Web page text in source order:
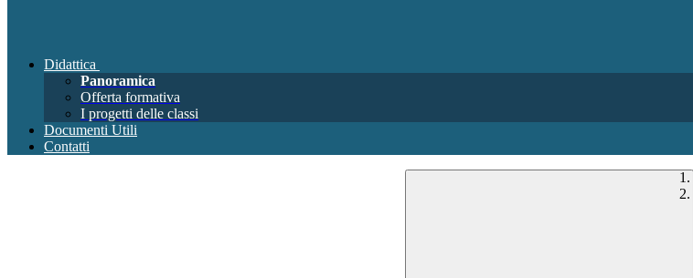
Didattica
Panoramica
Offerta formativa
I progetti delle classi
Documenti Utili
Contatti